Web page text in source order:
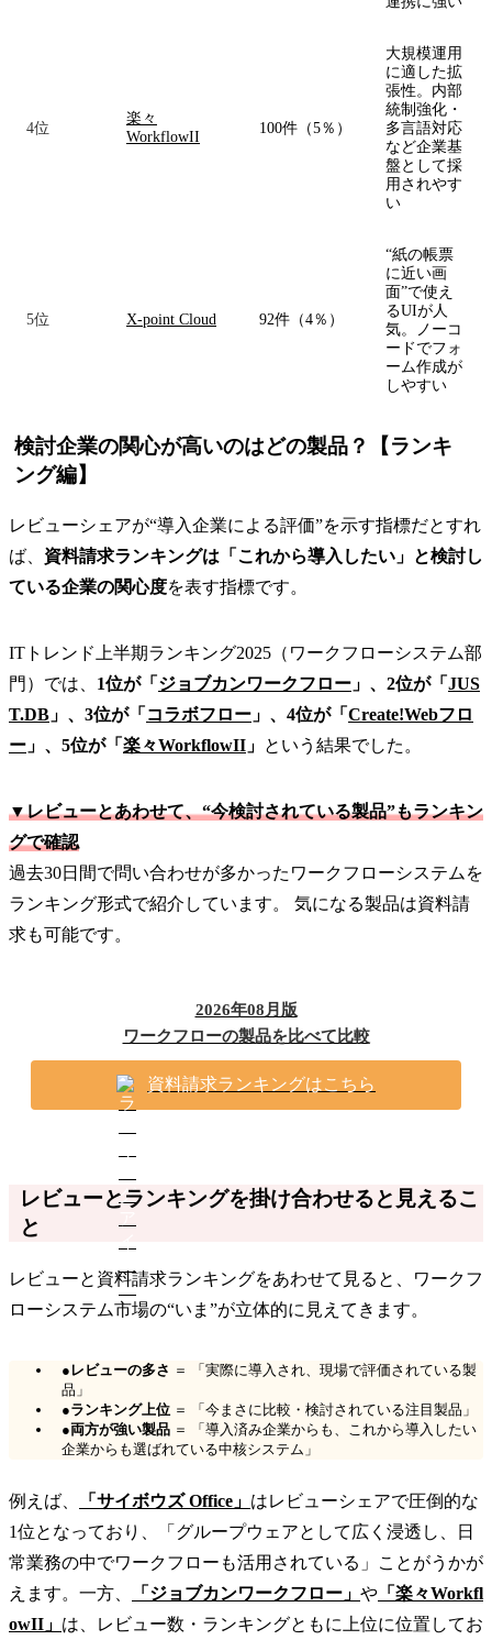
4位
楽々
WorkflowII
100件（5％）
大規模運用
に適した拡
張性。内部
統制強化・
多言語対応
など企業基
盤として採
用されやす
い
5位 X-point Cloud 92件（4％）
“紙の帳票
に近い画
面”で使え
るUIが人
気。ノーコ
ードでフォ
ーム作成が
しやすい
検討企業の関心が高いのはどの製品？【ランキ
ング編】
レビューシェアが“導入企業による評価”を示す指標だとすれ
ば、 資料請求ランキングは「これから導入したい」と検討し
ている企業の関心度を表す指標です。
ITトレンド上半期ランキング2025（ワークフローシステム部
門）では、 1位が「 ジョブカンワークフロー 」、2位が「 JUS
T.DB 」、3位が「 コラボフロー 」、4位が「 Create!Webフロ
ー 」、5位が「 楽々WorkflowII 」 という結果でした。
▼レビューとあわせて、“今検討されている製品”もランキン
グで確認
過去30日間で問い合わせが多かったワークフローシステムを
ランキング形式で紹介しています。 気になる製品は資料請
求も可能です。
2026年08月版
ワークフローの製品を比べて比較
資料請求ランキングはこちら
レビューとランキングを掛け合わせると見えるこ
と
レビューと資料請求ランキングをあわせて見ると、ワークフ
ローシステム市場の“いま”が立体的に見えてきます。
● レビューの多さ ＝ 「実際に導入され、現場で評価されている製
品」
●ランキング上位 ＝ 「今まさに比較・検討されている注目製品」
●両方が強い製品 ＝ 「導入済み企業からも、これから導入したい
企業からも選ばれている中核システム」
例えば、 「サイボウズ Office」 はレビューシェアで圧倒的な
1位となっており、「グループウェアとして広く浸透し、日
常業務の中でワークフローも活用されている」ことがうかが
えます。一方、
「ジョブカンワークフロー」 や 「楽々Workfl
owII」 は、レビュー数・ランキングともに上位に位置してお